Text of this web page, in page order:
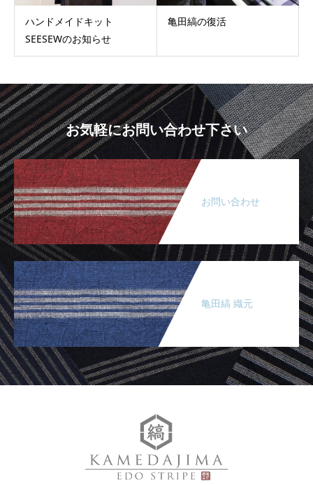
ハンドメイドキット
SEESEWのお知らせ
亀田縞の復活
お気軽にお問い合わせ下さい
お問い合わせ
亀田縞 織元